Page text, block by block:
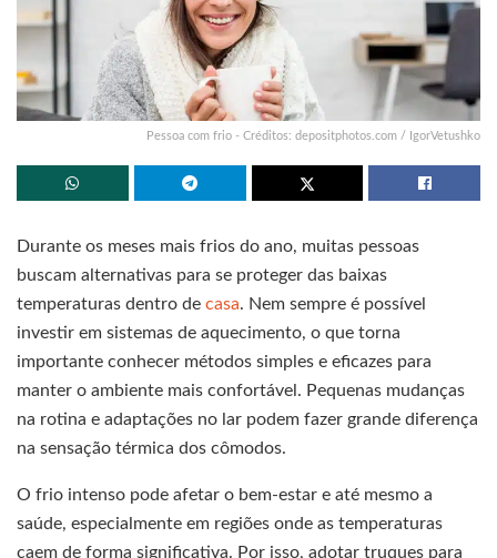
Pessoa com frio - Créditos: depositphotos.com / IgorVetushko
Durante os meses mais frios do ano, muitas pessoas
buscam alternativas para se proteger das baixas
temperaturas dentro de casa. Nem sempre é possível
investir em sistemas de aquecimento, o que torna
importante conhecer métodos simples e eficazes para
manter o ambiente mais confortável. Pequenas mudanças
na rotina e adaptações no lar podem fazer grande diferença
na sensação térmica dos cômodos.
O frio intenso pode afetar o bem-estar e até mesmo a
saúde, especialmente em regiões onde as temperaturas
caem de forma significativa. Por isso, adotar truques para